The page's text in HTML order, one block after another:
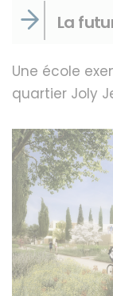
La
Une école
quartier Joly